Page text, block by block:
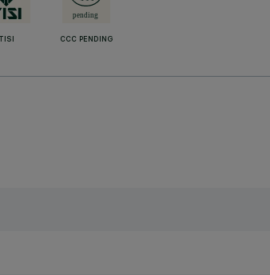
TISI CCC PENDING